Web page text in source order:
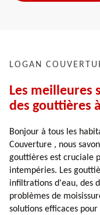
LOGAN
Les meilleures
des gouttières
Bonjour à tous les
Couverture , nous
gouttières est cruciale
intempéries. Les
infiltrations d'eau, des
problèmes de
solutions efficaces